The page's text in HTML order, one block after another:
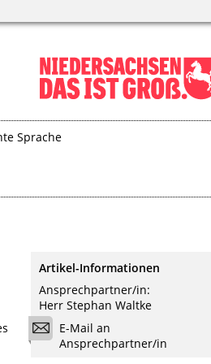
Sprache
Artikel-Informationen
Ansprechpartner/in:
Herr Stephan Waltke
E-Mail an
Ansprechpartner/in